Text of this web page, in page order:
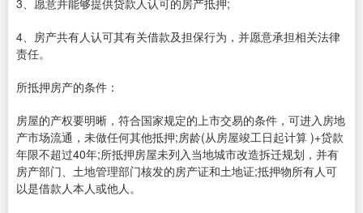
3、愿意并能够提供贷款人认可的房产抵押;
4、房产共有人认可其有关借款及担保行为，并愿意承担相关法律
责任。
所抵押房产的条件：
房屋的产权要明晰，符合国家规定的上市交易的条件，可进入房地
产市场流通，未做任何其他抵押;房龄(从房屋竣工日起计算 )+贷款
年限不超过40年;所抵押房屋未列入当地城市改造拆迁规划，并有
房产部门、土地管理部门核发的房产证和土地证;抵押物所有人可
以是借款人本人或他人。